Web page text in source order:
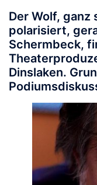
Der Wolf, ganz
polarisiert,
Schermbeck,
Dinslaken.